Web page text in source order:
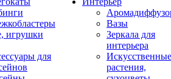
игрушки
для
Вазы
Зеркала для
интерьера
Искусственные
растения,